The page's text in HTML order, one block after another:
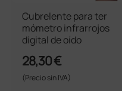
Cubrelente para ter
mómetro infrarrojos
digital de oído
28,30 €
(Precio sin IVA)